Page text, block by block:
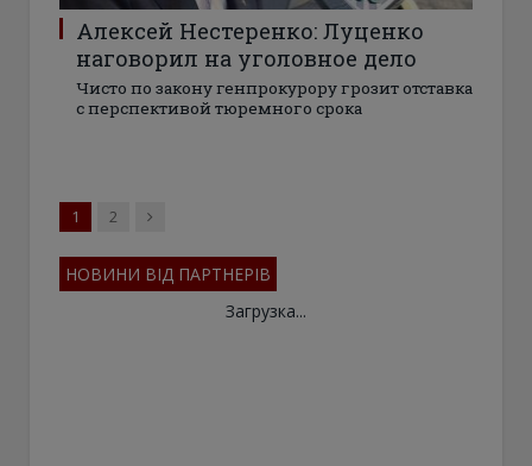
Алексей Нестеренко: Луценко
наговорил на уголовное дело
Чисто по закону генпрокурору грозит отставка
с перспективой тюремного срока
1 2 Next
НОВИНИ ВІД ПАРТНЕРІВ
Загрузка...